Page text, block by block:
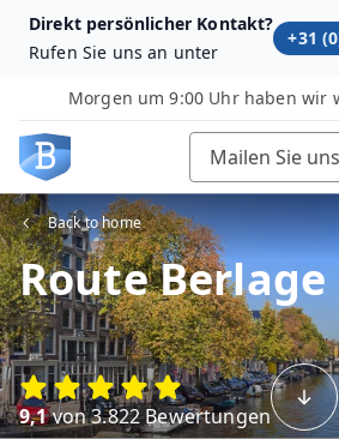
Direkt persönlicher Kontakt?
Rufen Sie uns an unter
+31
Morgen um 9:00 Uhr haben wir
Mailen Sie uns
Back to home
Route Berlage
9,1von 3.822 Bewertungen